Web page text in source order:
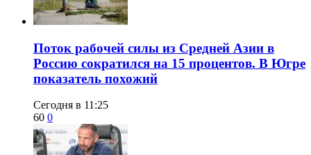
Поток рабочей силы из Средней Азии в
Россию сократился на 15 процентов. В Югре
показатель похожий
Сегодня в 11:25
60 0